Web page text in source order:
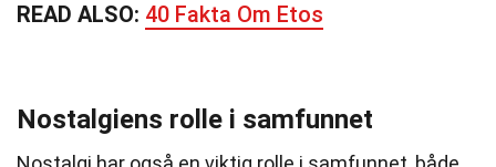
READ ALSO: 40 Fakta Om Etos
Nostalgiens rolle i samfunnet